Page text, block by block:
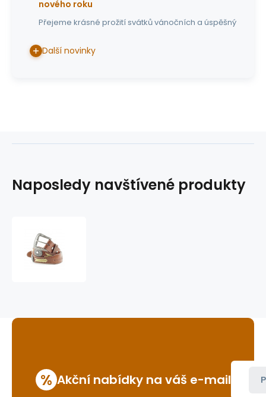
nového roku
Přejeme krásné prožití svátků vánočních a úspěšný
Další novinky
Naposledy navštívené produkty
% Akční nabídky na váš e-mail